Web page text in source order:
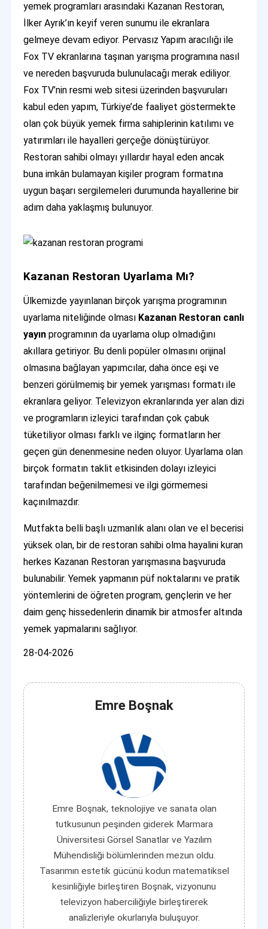
yemek programları arasındaki Kazanan Restoran,
İlker Ayrık’ın keyif veren sunumu ile ekranlara
gelmeye devam ediyor. Pervasız Yapım aracılığı ile
Fox TV ekranlarına taşınan yarışma programına nasıl
ve nereden başvuruda bulunulacağı merak ediliyor.
Fox TV’nin resmi web sitesi üzerinden başvuruları
kabul eden yapım, Türkiye’de faaliyet göstermekte
olan çok büyük yemek firma sahiplerinin katılımı ve
yatırımları ile hayalleri gerçeğe dönüştürüyor.
Restoran sahibi olmayı yıllardır hayal eden ancak
buna imkân bulamayan kişiler program formatına
uygun başarı sergilemeleri durumunda hayallerine bir
adım daha yaklaşmış bulunuyor.
Kazanan Restoran Uyarlama Mı?
Ülkemizde yayınlanan birçok yarışma programının
uyarlama niteliğinde olması Kazanan Restoran canlı
yayın programının da uyarlama olup olmadığını
akıllara getiriyor. Bu denli popüler olmasını orijinal
olmasına bağlayan yapımcılar, daha önce eşi ve
benzeri görülmemiş bir yemek yarışması formatı ile
ekranlara geliyor. Televizyon ekranlarında yer alan dizi
ve programların izleyici tarafından çok çabuk
tüketiliyor olması farklı ve ilginç formatların her
geçen gün denenmesine neden oluyor. Uyarlama olan
birçok formatın taklit etkisinden dolayı izleyici
tarafından beğenilmemesi ve ilgi görmemesi
kaçınılmazdır.
Mutfakta belli başlı uzmanlık alanı olan ve el becerisi
yüksek olan, bir de restoran sahibi olma hayalini kuran
herkes Kazanan Restoran yarışmasına başvuruda
bulunabilir. Yemek yapmanın püf noktalarını ve pratik
yöntemlerini de öğreten program, gençlerin ve her
daim genç hissedenlerin dinamik bir atmosfer altında
yemek yapmalarını sağlıyor.
28-04-2026
Emre Boşnak
Emre Boşnak, teknolojiye ve sanata olan
tutkusunun peşinden giderek Marmara
Üniversitesi Görsel Sanatlar ve Yazılım
Mühendisliği bölümlerinden mezun oldu.
Tasarımın estetik gücünü kodun matematiksel
kesinliğiyle birleştiren Boşnak, vizyonunu
televizyon haberciliğiyle birleştirerek
analizleriyle okurlarıyla buluşuyor.